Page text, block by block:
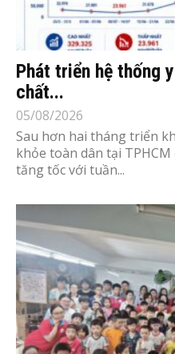
Phát triển hệ thống
chất...
05/08/2026
Sau hơn hai tháng triển
khỏe toàn dân tại
tăng tốc với tuần...